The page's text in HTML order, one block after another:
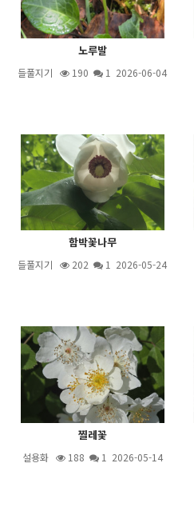
노루발
들풀지기 190 1 2026-06-04
함박꽃나무
들풀지기 202 1 2026-05-24
찔레꽃
설용화 188 1 2026-05-14